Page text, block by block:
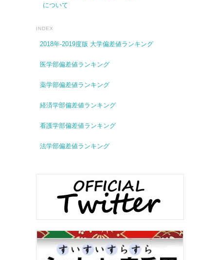
について
INDEX
2018年-2019度版 大学偏差値ランキング
医学部偏差値ランキング
薬学部偏差値ランキング
経済学部偏差値ランキング
看護学部偏差値ランキング
法学部偏差値ランキング